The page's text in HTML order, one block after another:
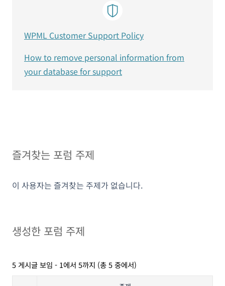
즐겨찾는 포럼 주제
이 사용자는 즐겨찾는 주제가 없습니다.
생성한 포럼 주제
5 게시글 보임 - 1에서 5까지 (총 5 중에서)
WPML Customer Support Policy
How to remove personal information from
your database for support